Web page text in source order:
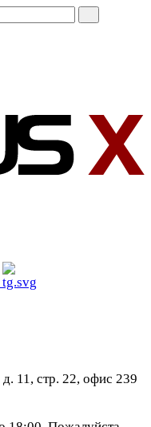
11, стр. 22, офис 239